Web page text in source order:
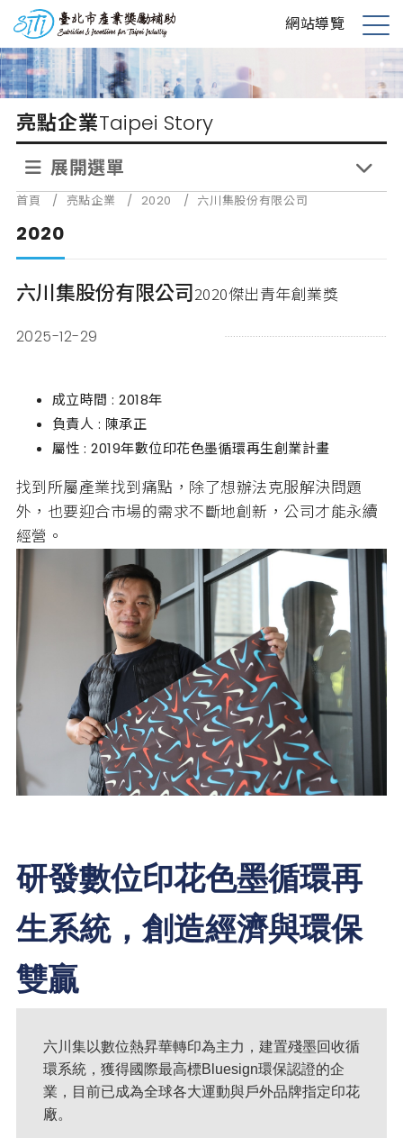
到
主
要
內
台北市產業獎勵補助 網站導覽
展
選
單
亮點企業Taipei Story
展開選單
首頁 / 亮點企業 / 2020 / 六川集股份有限公司
2020
六川集股份有限公司2020傑出青年創業獎
2025-12-29
成立時間 : 2018年
負責人 : 陳承正
屬性 : 2019年數位印花色墨循環再生創業計畫
找到所屬產業找到痛點，除了想辦法克服解決問題
外，也要迎合市場的需求不斷地創新，公司才能永續
經營。
研發數位印花色墨循環再
生系統，創造經濟與環保
雙贏
六川集以數位熱昇華轉印為主力，建置殘墨回收循
環系統，獲得國際最高標Bluesign環保認證的企
業，目前已成為全球各大運動與戶外品牌指定印花
廠。